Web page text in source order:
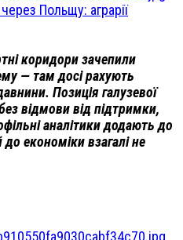
Польщу: аграрії
коридори зачепили
— там досі рахують
Позиція галузевої
відмови від підтримки,
аналітики додають до
економіки взагалі не